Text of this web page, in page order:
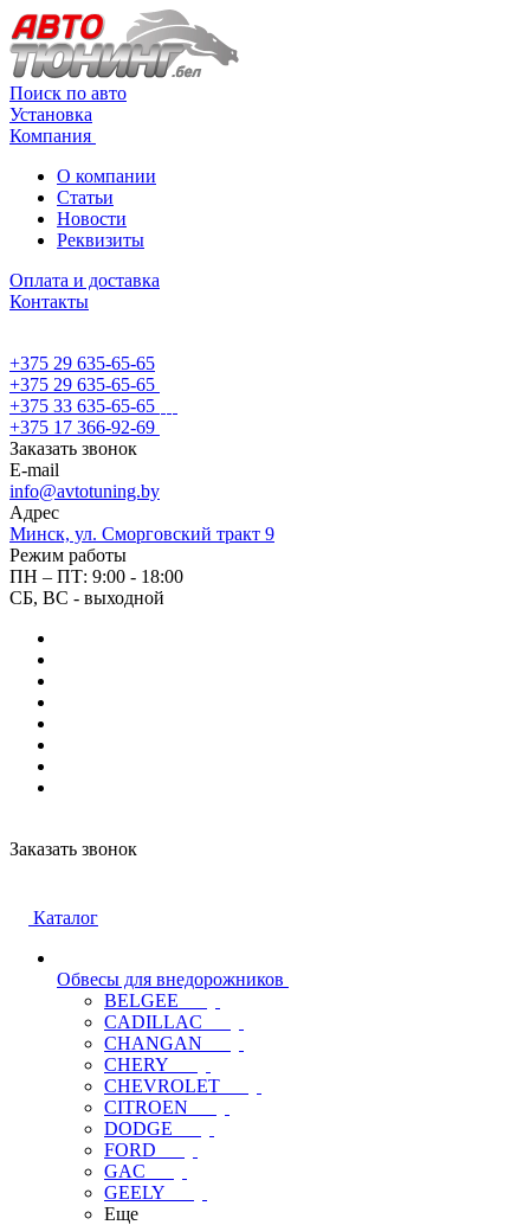
Поиск по авто
Установка
Компания
О компании
Статьи
Новости
Реквизиты
Оплата и доставка
Контакты
+375 29 635-65-65
+375 29 635-65-65
+375 33 635-65-65
+375 17 366-92-69
Заказать звонок
E-mail
info@avtotuning.by
Адрес
Минск, ул. Сморговский тракт 9
Режим работы
ПН – ПТ: 9:00 - 18:00
СБ, ВС - выходной
Заказать звонок
Каталог
Обвесы для внедорожников
BELGEE
CADILLAC
CHANGAN
CHERY
CHEVROLET
CITROEN
DODGE
FORD
GAC
GEELY
Еще